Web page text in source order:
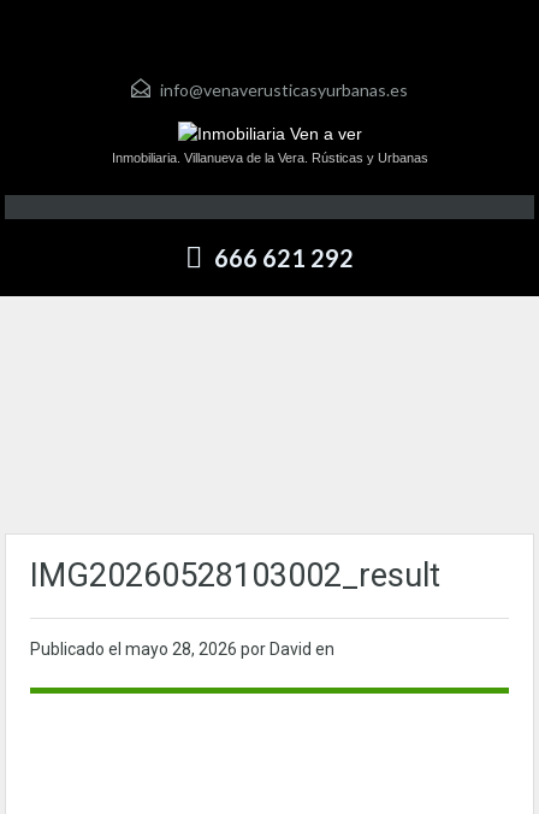
info@venaverusticasyurbanas.es
Inmobiliaria. Villanueva de la Vera. Rústicas y Urbanas
666 621 292
IMG20260528103002_result
Publicado el mayo 28, 2026 por David en